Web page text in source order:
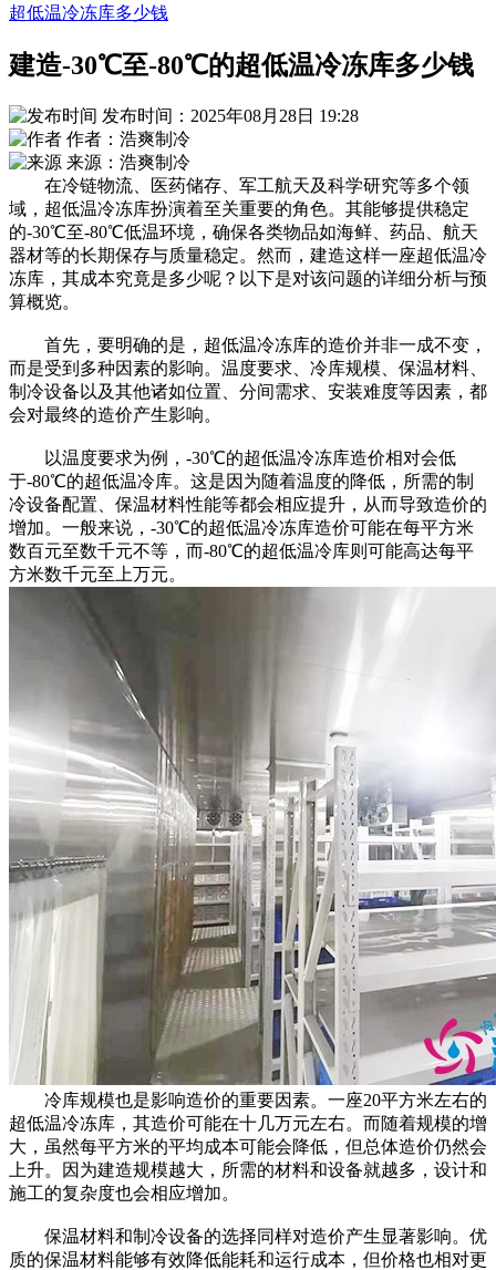
超低温冷冻库多少钱
建造-30℃至-80℃的超低温冷冻库多少钱
发布时间：2025年08月28日 19:28
作者：浩爽制冷
来源：浩爽制冷
在冷链物流、医药储存、军工航天及科学研究等多个领
域，超低温冷冻库扮演着至关重要的角色。其能够提供稳定
的-30℃至-80℃低温环境，确保各类物品如海鲜、药品、航天
器材等的长期保存与质量稳定。然而，建造这样一座超低温冷
冻库，其成本究竟是多少呢？以下是对该问题的详细分析与预
算概览。
首先，要明确的是，超低温冷冻库的造价并非一成不变，
而是受到多种因素的影响。温度要求、冷库规模、保温材料、
制冷设备以及其他诸如位置、分间需求、安装难度等因素，都
会对最终的造价产生影响。
以温度要求为例，-30℃的超低温冷冻库造价相对会低
于-80℃的超低温冷库。这是因为随着温度的降低，所需的制
冷设备配置、保温材料性能等都会相应提升，从而导致造价的
增加。一般来说，-30℃的超低温冷冻库造价可能在每平方米
数百元至数千元不等，而-80℃的超低温冷库则可能高达每平
方米数千元至上万元。
冷库规模也是影响造价的重要因素。一座20平方米左右的
超低温冷冻库，其造价可能在十几万元左右。而随着规模的增
大，虽然每平方米的平均成本可能会降低，但总体造价仍然会
上升。因为建造规模越大，所需的材料和设备就越多，设计和
施工的复杂度也会相应增加。
保温材料和制冷设备的选择同样对造价产生显著影响。优
质的保温材料能够有效降低能耗和运行成本，但价格也相对更